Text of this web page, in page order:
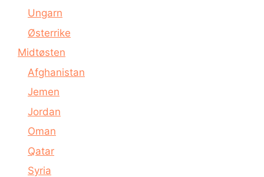
Ungarn
Østerrike
Midtøsten
Afghanistan
Jemen
Jordan
Oman
Qatar
Syria